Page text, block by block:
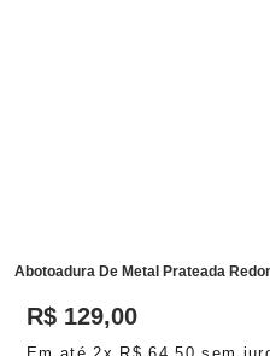
Abotoadura De Metal Prateada
R$ 129,00